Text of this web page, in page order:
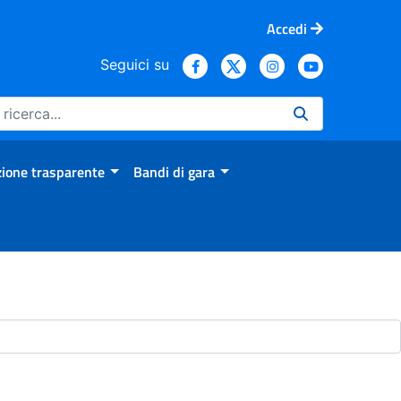
Accedi
Seguici su
trasparente Bandi di gara